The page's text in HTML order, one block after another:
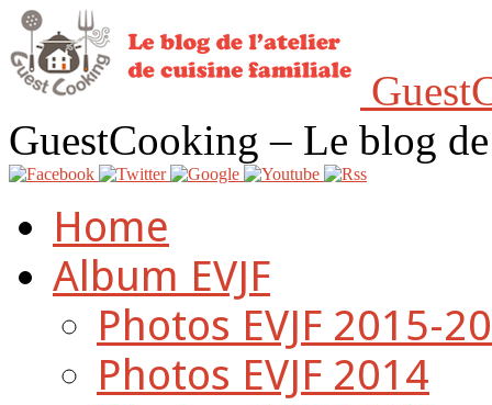
GuestCooking – Le blog
Home
Album EVJF
Photos EVJF 2015-
Photos EVJF 2014